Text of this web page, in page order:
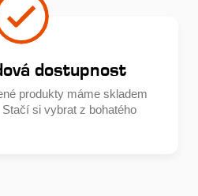
dostupnost
produkty máme skladem
si vybrat z bohatého